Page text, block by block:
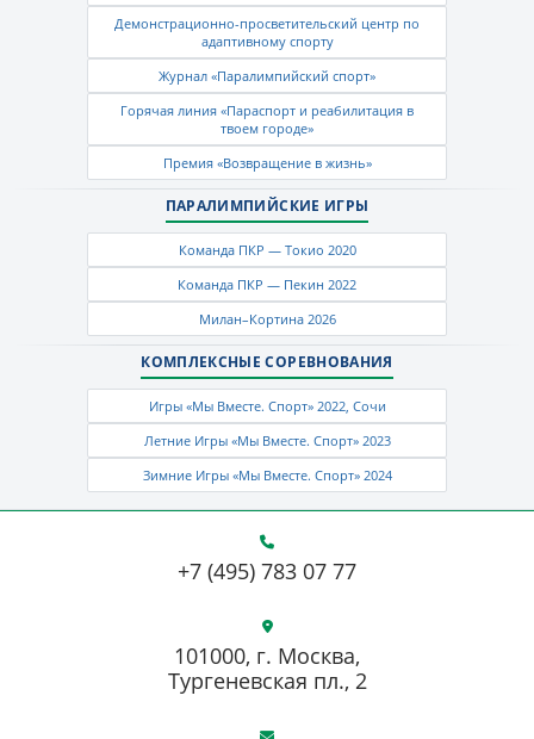
Демонстрационно-просветительский центр по
адаптивному спорту
Журнал «Паралимпийский спорт»
Горячая линия «Параспорт и реабилитация в
твоем городе»
Премия «Возвращение в жизнь»
ПАРАЛИМПИЙСКИЕ ИГРЫ
Команда ПКР — Токио 2020
Команда ПКР — Пекин 2022
Милан–Кортина 2026
КОМПЛЕКСНЫЕ СОРЕВНОВАНИЯ
Игры «Мы Вместе. Спорт» 2022, Сочи
Летние Игры «Мы Вместе. Спорт» 2023
Зимние Игры «Мы Вместе. Спорт» 2024
+7 (495) 783 07 77
101000, г. Москва,
Тургеневская пл., 2